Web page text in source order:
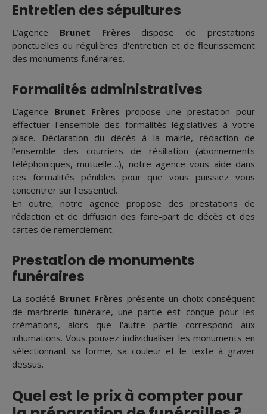
Entretien des sépultures
L’agence Brunet Frères dispose de prestations
ponctuelles ou régulières d'entretien et de fleurissement
des monuments funéraires.
Formalités administratives
L’agence Brunet Frères propose une prestation pour
effectuer l'ensemble des formalités législatives à votre
place. Déclaration du décès à la mairie, rédaction de
l’ensemble des courriers de résiliation (abonnements
téléphoniques, mutuelle…), notre agence vous aide dans
ces formalités pénibles pour que vous puissiez vous
concentrer sur l'essentiel.
En outre, notre agence propose des prestations de
rédaction et de diffusion des faire-part de décès et des
cartes de remerciement.
Prestation de monuments
funéraires
La société Brunet Frères présente un choix conséquent
de marbrerie funéraire, une partie est conçue pour les
crémations, alors que l'autre partie correspond aux
inhumations. Vous pouvez individualiser les monuments en
sélectionnant sa forme, sa couleur et le texte à graver
dessus.
Quel est le prix à compter pour